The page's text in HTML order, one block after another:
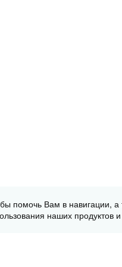
помочь Вам в навигации,
наших продуктов и